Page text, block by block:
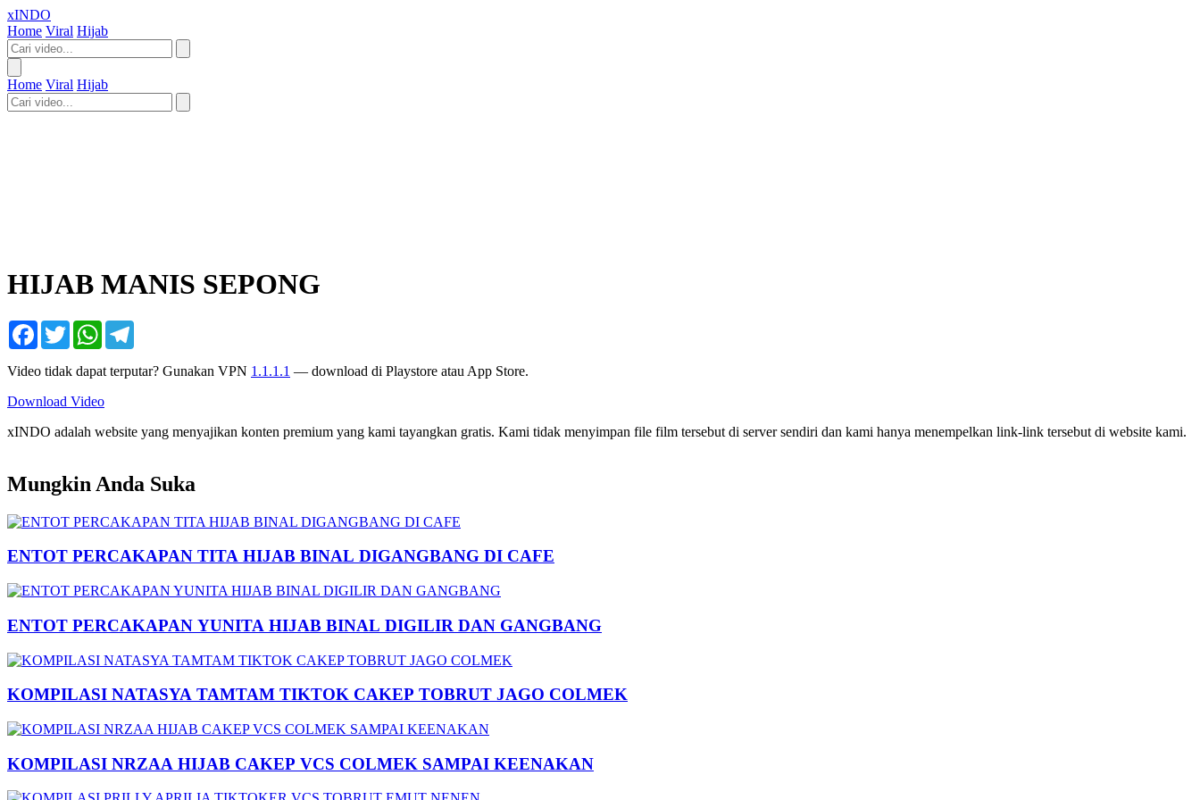
xINDO
Home Viral Hijab
Home Viral Hijab
HIJAB MANIS SEPONG
Facebook
TwitterWhatsApp
Video tidak dapat terputar? Gunakan VPN 1.1.1.1 — download di Playstore atau App Store.
Download Video
xINDO adalah website yang menyajikan konten premium yang kami tayangkan gratis. Kami tidak menyimpan file film tersebut di server sendiri dan kami hanya menempelkan link-link tersebut di website kami.
Mungkin Anda Suka
ENTOT PERCAKAPAN TITA HIJAB BINAL DIGANGBANG DI CAFE
ENTOT PERCAKAPAN YUNITA HIJAB BINAL DIGILIR DAN GANGBANG
KOMPILASI NATASYA TAMTAM TIKTOK CAKEP TOBRUT JAGO COLMEK
KOMPILASI NRZAA HIJAB CAKEP VCS COLMEK SAMPAI KEENAKAN